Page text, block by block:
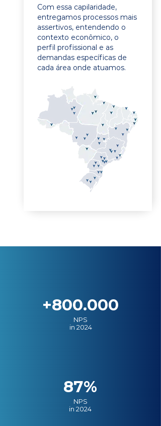
Com essa capilaridade,
entregamos processos mais
assertivos, entendendo o
contexto econômico, o
perfil profissional e as
demandas específicas de
cada área onde atuamos.
+800.000
NPS
in 2024
87%
NPS
in 2024